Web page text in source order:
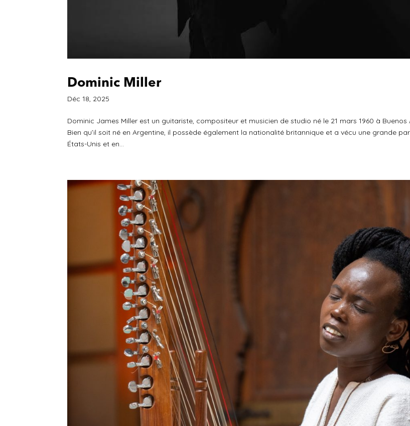
Dominic Miller
Déc 18, 2025
Dominic James Miller est un guitariste, compositeur et musicien de studio né le 21 mars 1960 à Buenos
Bien qu’il soit né en Argentine, il possède également la nationalité britannique et a vécu une grande
États-Unis et en...